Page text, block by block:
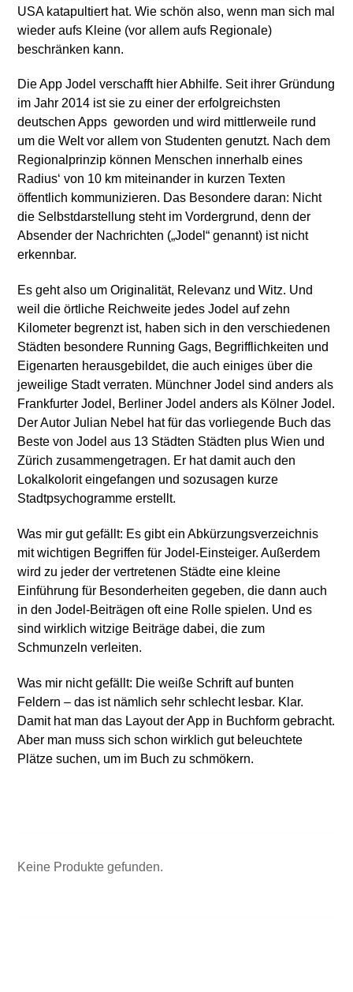
USA katapultiert hat. Wie schön also, wenn man sich mal
wieder aufs Kleine (vor allem aufs Regionale)
beschränken kann.
Die App Jodel verschafft hier Abhilfe. Seit ihrer Gründung
im Jahr 2014 ist sie zu einer der erfolgreichsten
deutschen Apps geworden und wird mittlerweile rund
um die Welt vor allem von Studenten genutzt. Nach dem
Regionalprinzip können Menschen innerhalb eines
Radius‘ von 10 km miteinander in kurzen Texten
öffentlich kommunizieren. Das Besondere daran: Nicht
die Selbstdarstellung steht im Vordergrund, denn der
Absender der Nachrichten („Jodel“ genannt) ist nicht
erkennbar.
Es geht also um Originalität, Relevanz und Witz. Und
weil die örtliche Reichweite jedes Jodel auf zehn
Kilometer begrenzt ist, haben sich in den verschiedenen
Städten besondere Running Gags, Begrifflichkeiten und
Eigenarten herausgebildet, die auch einiges über die
jeweilige Stadt verraten. Münchner Jodel sind anders als
Frankfurter Jodel, Berliner Jodel anders als Kölner Jodel.
Der Autor Julian Nebel hat für das vorliegende Buch das
Beste von Jodel aus 13 Städten Städten plus Wien und
Zürich zusammengetragen. Er hat damit auch den
Lokalkolorit eingefangen und sozusagen kurze
Stadtpsychogramme erstellt.
Was mir gut gefällt: Es gibt ein Abkürzungsverzeichnis
mit wichtigen Begriffen für Jodel-Einsteiger. Außerdem
wird zu jeder der vertretenen Städte eine kleine
Einführung für Besonderheiten gegeben, die dann auch
in den Jodel-Beiträgen oft eine Rolle spielen. Und es
sind wirklich witzige Beiträge dabei, die zum
Schmunzeln verleiten.
Was mir nicht gefällt: Die weiße Schrift auf bunten
Feldern – das ist nämlich sehr schlecht lesbar. Klar.
Damit hat man das Layout der App in Buchform gebracht.
Aber man muss sich schon wirklich gut beleuchtete
Plätze suchen, um im Buch zu schmökern.
Keine Produkte gefunden.